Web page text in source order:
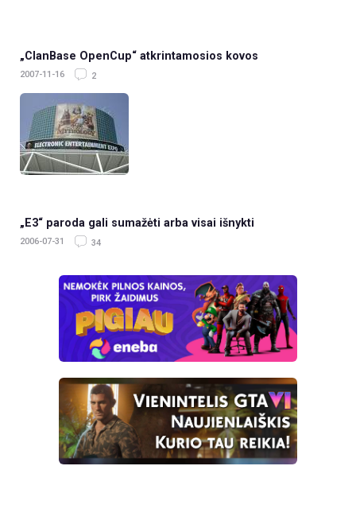
„ClanBase OpenCup“ atkrintamosios kovos
2007-11-16 2
„E3“ paroda gali sumažėti arba visai išnykti
2006-07-31 34